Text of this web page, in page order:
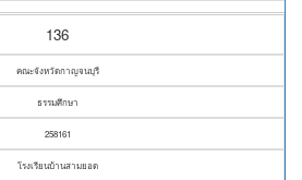
136
คณะจังหวัดกาญจนบุรี
ธรรมศึกษา
258161
โรงเรียนบ้านสามยอด